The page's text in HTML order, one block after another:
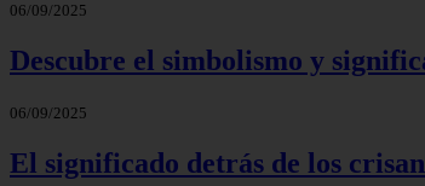
06/09/2025
Descubre el simbolismo y
06/09/2025
El significado detrás de los